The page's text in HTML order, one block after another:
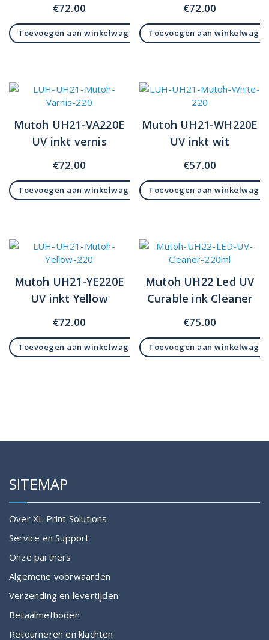
€72.00
Toevoegen aan winkelwagen
€72.00
Toevoegen aan winkelwagen
Mutoh UH21-VA220E
UV inkt vernis
€72.00
Toevoegen aan winkelwagen
Mutoh UH21-WH220E
UV inkt wit
€57.00
Toevoegen aan winkelwagen
Mutoh UH21-YE220E
UV inkt Yellow
€72.00
Toevoegen aan winkelwagen
Mutoh UH22 Led UV
Curable ink Cleaner
€75.00
Toevoegen aan winkelwagen
SITEMAP
Over XL Print Solutions
Service en Support
Onze partners
Algemene voorwaarden
Verzending en levertijden
Betaalmethoden
Retourneren en klachten